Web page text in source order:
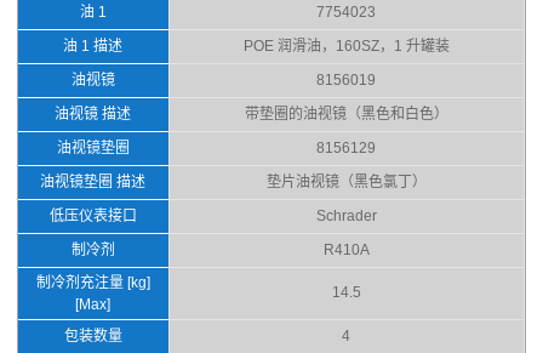
油 1
7754023
油 1 描述
POE 润滑油，160SZ，1 升罐装
油视镜
8156019
油视镜 描述
带垫圈的油视镜（黑色和白色）
油视镜垫圈
8156129
油视镜垫圈 描述
垫片油视镜（黑色氯丁）
低压仪表接口
Schrader
制冷剂
R410A
制冷剂充注量 [kg]
[Max]
14.5
包装数量
4